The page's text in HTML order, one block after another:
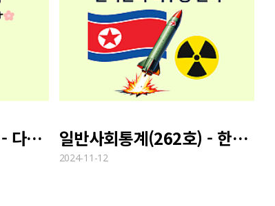
일반사회통계(263호) - 다문화 혼인 통계 일반사회통계(262호) - 한국인의 핵무장 인식
2024-11-12